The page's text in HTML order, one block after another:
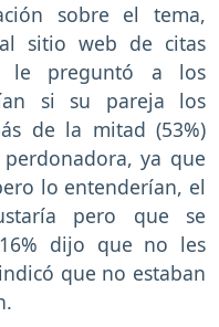
sobre el tema,
sitio web de citas
le preguntó a los
si su pareja los
de la mitad (53%)
ya que
lo entenderían, el
pero que se
dijo que no les
que no estaban